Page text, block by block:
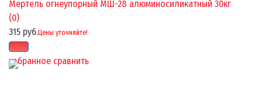
избранное сравнить
Мертель огнеупорный МШ-28 алюминосиликатный 30кг
(0)
315 руб.Цены уточняйте!